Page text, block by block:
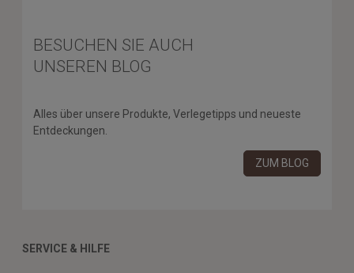
BESUCHEN SIE AUCH
UNSEREN BLOG
Alles über unsere Produkte, Verlegetipps und neueste
Entdeckungen.
ZUM BLOG
SERVICE & HILFE